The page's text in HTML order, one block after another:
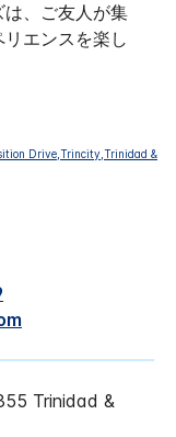
、ご友人が集
エンスを楽し
Trinidad &